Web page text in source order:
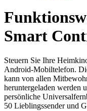
Smart
Steuern Sie Ihre
Android-Mobiltelefon.
kann von allen
heruntergeladen werden
persönliche
50 Lieblingssender und